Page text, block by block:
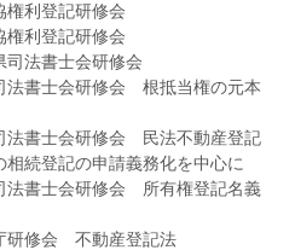
権利登記研修会
権利登記研修会
司法書士会研修会
法書士会研修会 根抵当権の元本
法書士会研修会 民法不動産登記
続登記の申請義務化を中心に
法書士会研修会 所有権登記名義
研修会 不動産登記法